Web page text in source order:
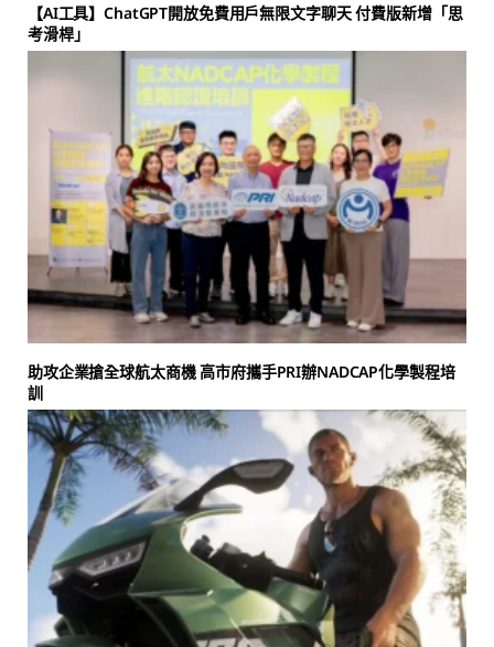
【AI工具】ChatGPT開放免費用戶無限文字聊天 付費版新增「思
考滑桿」
助攻企業搶全球航太商機 高市府攜手PRI辦NADCAP化學製程培
訓